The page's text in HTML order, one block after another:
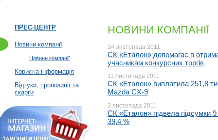
ПРЕС-ЦЕНТР
Новини компанії
Новини компанії
Корисна інформація
Відгуки, пропозиції та
скарги
НОВИНИ КОМПАНІЇ
24 листопада 2011
СК «Еталон» допомагає в
учасникам конкурсних торгів
11 листопада 2011
СК «Еталон» виплатила 251,8
Mazda CX-9
3 листопада 2011
СК «Еталон» підвела підсумки 9
39,4 %